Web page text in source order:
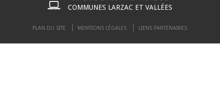
COMMUNES LARZAC ET VALLÉES
PLAN DU SITE MENTIONS LÉGALES LIENS PARTENAIRES